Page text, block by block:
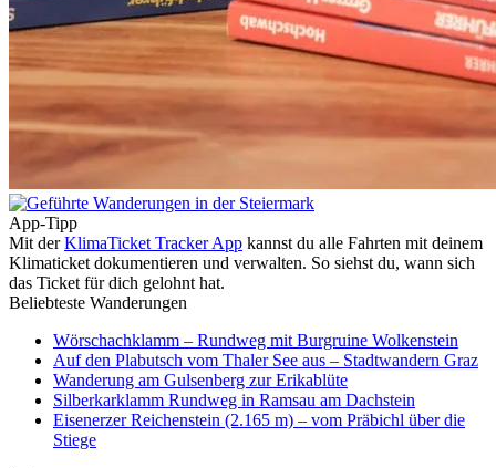
App-Tipp
Mit derKlimaTicket Tracker App kannst du alle Fahrten mit deinem
Klimaticket dokumentieren und verwalten. So siehst du, wann sich
das Ticket für dich gelohnt hat.
Beliebteste Wanderungen
Wörschachklamm – Rundweg mit Burgruine Wolkenstein
Auf den Plabutsch vom Thaler See aus – Stadtwandern Graz
Wanderung am Gulsenberg zur Erikablüte
Silberkarklamm Rundweg in Ramsau am Dachstein
Eisenerzer Reichenstein (2.165 m) – vom Präbichl über die
Stiege